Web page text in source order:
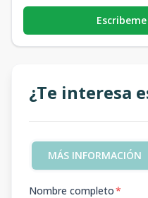
¿Te interesa
MÁS INFORMACIÓN
Nombre completo*